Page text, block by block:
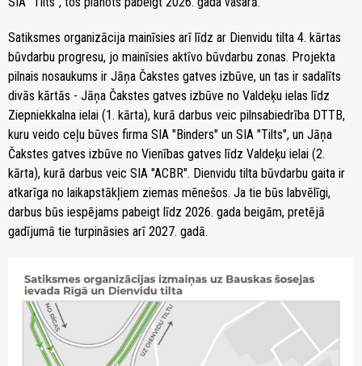
Satiksmes organizācija mainīsies arī līdz ar Dienvidu tilta 4. kārtas
būvdarbu progresu, jo mainīsies aktīvo būvdarbu zonas. Projekta
pilnais nosaukums ir Jāņa Čakstes gatves izbūve, un tas ir sadalīts
divās kārtās - Jāņa Čakstes gatves izbūve no Valdeķu ielas līdz
Ziepniekkalna ielai (1. kārta), kurā darbus veic pilnsabiedrība DTTB,
kuru veido ceļu būves firma SIA "Binders" un SIA "Tilts", un Jāņa
Čakstes gatves izbūve no Vienības gatves līdz Valdeķu ielai (2.
kārta), kurā darbus veic SIA "ACBR". Dienvidu tilta būvdarbu gaita ir
atkarīga no laikapstākļiem ziemas mēnešos. Ja tie būs labvēlīgi,
darbus būs iespējams pabeigt līdz 2026. gada beigām, pretējā
gadījumā tie turpināsies arī 2027. gadā.